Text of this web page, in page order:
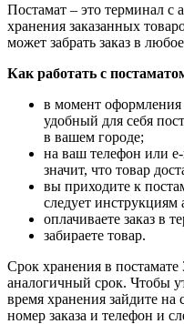
Постамат – это терминал с
хранения заказанных
может забрать заказ в
Как работать с
в момент оформления
удобный для себя
в вашем городе;
на ваш телефон или
значит, что товар
вы приходите к
следует инструкциям
оплачиваете заказ в
забираете товар.
Срок хранения в
аналогичный срок. Чтобы
время хранения зайдите на
номер заказа и телефон и